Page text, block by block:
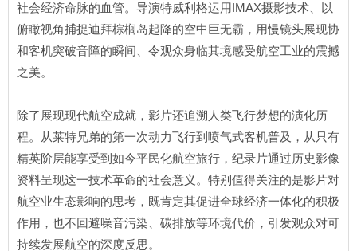
社会经济命脉的血管。导演特威利格运用IMAX摄影技术、以
俯瞰视角捕捉迪拜棕榈岛起降的空中巨无霸，用慢镜头展现协
和客机突破音障的瞬间、令观众身临其境感受航空工业的震撼
之美。
除了展现现代航空成就，影片还追溯人类飞行梦想的演化历
程。从莱特兄弟的第一次动力飞行到喷气式客机普及，从只有
精英阶层能享受到如今平民化航空旅行，纪录片通过历史影像
资料呈现这一技术革命的社会意义。特别值得关注的是影片对
航空业生态影响的思考，既肯定其促进全球经济一体化的积极
作用，也不回避噪音污染、碳排放等环境代价，引发观众对可
持续发展航空的深度反思。